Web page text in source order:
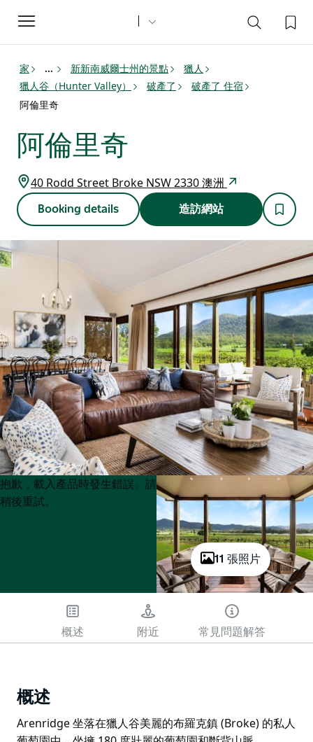
Toggle
navigation
家 ... 新新南威爾士州的景點
獵人
獵人谷（Hunter Valley）
破產了
破產了 住宿
阿倫里奇
阿倫里奇
40 Rodd Street Broke NSW 2330 澳洲
Booking details 造訪網站
11 張照片
Product
List
Product
List
抱歉，載入產品時發生錯誤。請
稍後重試。
概述 附近 常見問題解答
概述
Arenridge 坐落在獵人谷美麗的布羅克鎮 (Broke) 的私人